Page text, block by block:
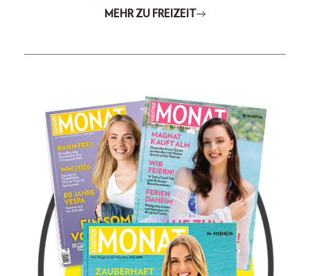
MEHR ZU FREIZEIT